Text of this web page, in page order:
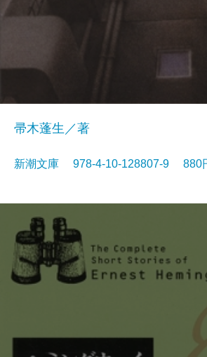
帚木蓬生／著
新潮文庫 978-4-10-128807-9